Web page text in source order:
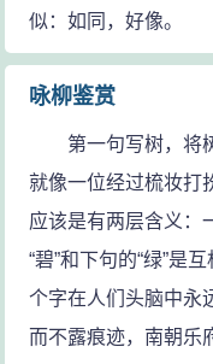
似：如同，好像。
咏柳鉴赏
第一句写树，将树
就像一位经过梳妆打
应该是有两层含义：
“碧”和下句的“绿”是
个字在人们头脑中永
而不露痕迹，南朝乐